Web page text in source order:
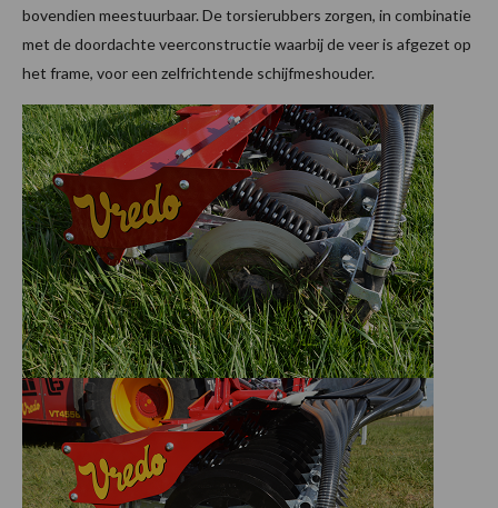
bovendien meestuurbaar. De torsierubbers zorgen, in combinatie
met de doordachte veerconstructie waarbij de veer is afgezet op
het frame, voor een zelfrichtende schijfmeshouder.